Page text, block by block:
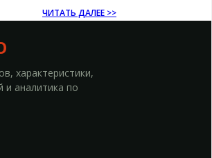
ЧИТАТЬ ДАЛЕЕ >>
характеристики,
и аналитика по